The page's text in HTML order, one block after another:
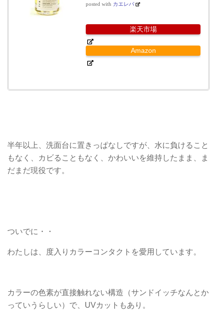
posted with カエレバ
楽天市場
Amazon
半年以上、洗面台に置きっぱなしですが、水に負けること
もなく、カビることもなく、かわいいを維持したまま、ま
だまだ現役です。
ついでに・・
わたしは、度入りカラーコンタクトを愛用しています。
カラーの色素が直接触れない構造（サンドイッチなんとか
っていうらしい）で、UVカットもあり。